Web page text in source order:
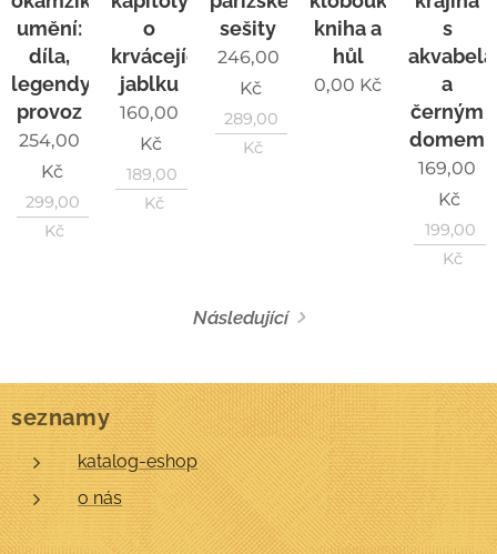
umění:
díla,
legendy,
provoz
254,00
Kč
299,00
Kč
o
krvácejícím
jablku
160,00
Kč
189,00
Kč
sešity
246,00
Kč
289,00
Kč
kniha a
hůl
0,00 Kč
s
a
černým
domem
169,00
Kč
199,00
Kč
Následující
seznamy
katalog-eshop
o nás